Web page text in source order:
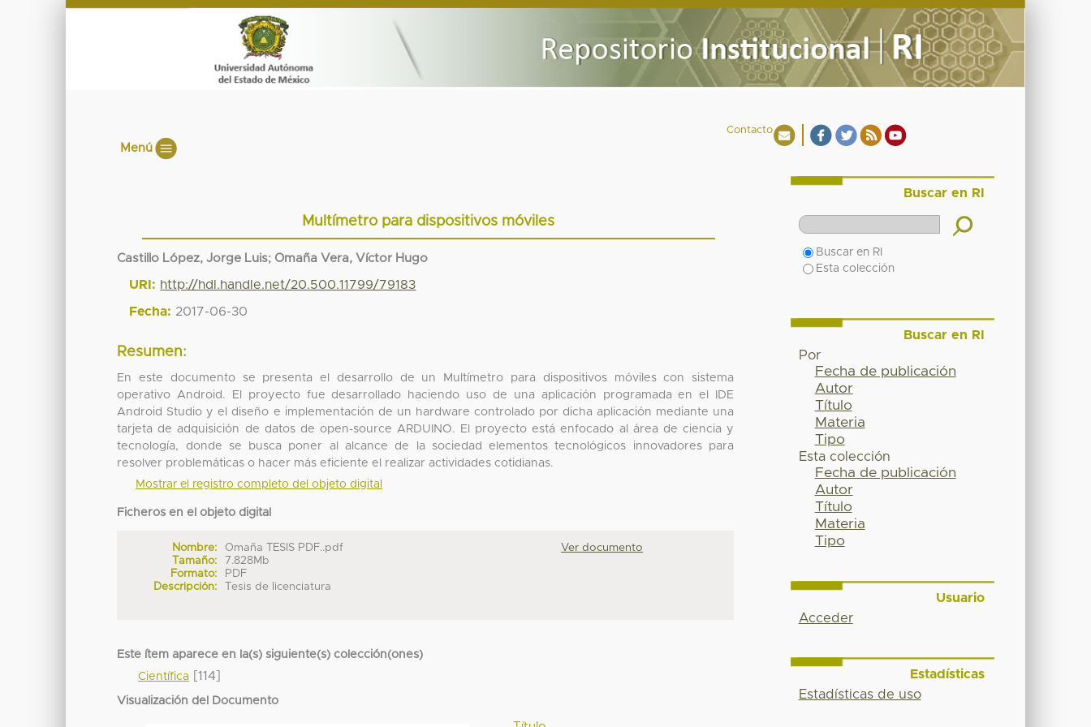
Contacto
Menú
Multímetro para dispositivos móviles
Castillo López, Jorge Luis; Omaña Vera, Víctor Hugo
URI: http://hdl.handle.net/20.500.11799/79183
Fecha: 2017-06-30
Resumen:
En este documento se presenta el desarrollo de un Multímetro para dispositivos móviles con sistema
operativo Android. El proyecto fue desarrollado haciendo uso de una aplicación programada en el IDE
Android Studio y el diseño e implementación de un hardware controlado por dicha aplicación mediante una
tarjeta de adquisición de datos de open-source ARDUINO. El proyecto está enfocado al área de ciencia y
tecnología, donde se busca poner al alcance de la sociedad elementos tecnológicos innovadores para
resolver problemáticas o hacer más eficiente el realizar actividades cotidianas.
Mostrar el registro completo del objeto digital
Ficheros en el objeto digital
Nombre:
Omaña TESIS PDF..pdf
Tamaño:
7.828Mb
Formato:
PDF
Descripción:
Tesis de licenciatura
Ver documento
Este ítem aparece en la(s) siguiente(s) colección(ones)
Científica [114]
Visualización del Documento
Buscar en RI
Buscar en RI
Esta colección
Buscar en RI
Por
Fecha de publicación
Autor
Título
Materia
Tipo
Esta colección
Fecha de publicación
Autor
Título
Materia
Tipo
Usuario
Acceder
Estadísticas
Estadísticas de uso